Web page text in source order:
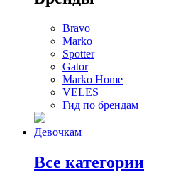
Bravo
Marko
Spotter
Gator
Marko Home
VELES
Гид по брендам
Девочкам
Все категории